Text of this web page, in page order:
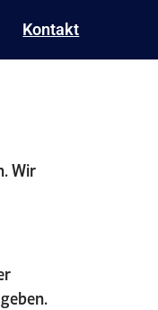
Kontakt
Wir